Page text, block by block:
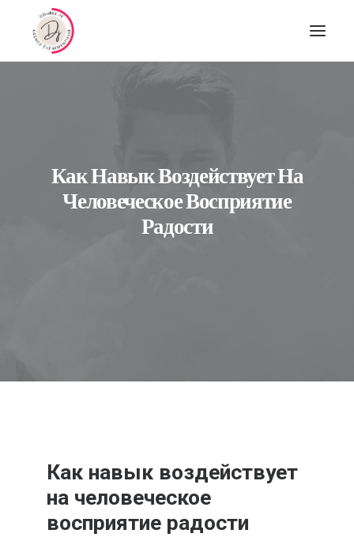
Как Навык Воздействует На
Человеческое Восприятие
Радости
Как навык воздействует
на человеческое
восприятие радости